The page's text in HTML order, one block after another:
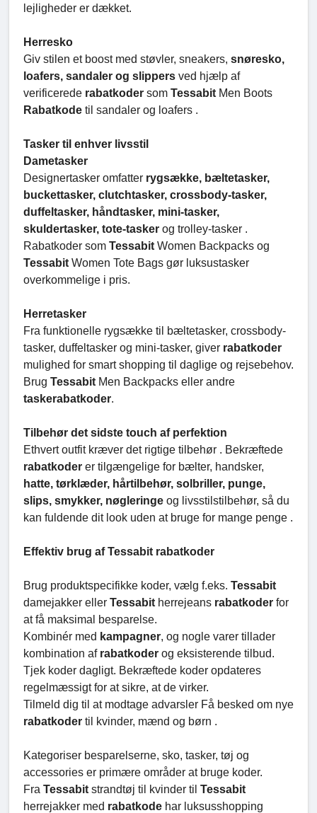
lejligheder er dækket.
Herresko
Giv stilen et boost med støvler, sneakers, snøresko,
loafers, sandaler og slippers ved hjælp af
verificerede rabatkoder som Tessabit Men Boots
Rabatkode til sandaler og loafers .
Tasker til enhver livsstil
Dametasker
Designertasker omfatter rygsække, bæltetasker,
buckettasker, clutchtasker, crossbody-tasker,
duffeltasker, håndtasker, mini-tasker,
skuldertasker, tote-tasker og trolley-tasker .
Rabatkoder som Tessabit Women Backpacks og
Tessabit Women Tote Bags gør luksustasker
overkommelige i pris.
Herretasker
Fra funktionelle rygsække til bæltetasker, crossbody-
tasker, duffeltasker og mini-tasker, giver rabatkoder
mulighed for smart shopping til daglige og rejsebehov.
Brug Tessabit Men Backpacks eller andre
taskerabatkoder.
Tilbehør det sidste touch af perfektion
Ethvert outfit kræver det rigtige tilbehør . Bekræftede
rabatkoder er tilgængelige for bælter, handsker,
hatte, tørklæder, hårtilbehør, solbriller, punge,
slips, smykker, nøgleringe og livsstilstilbehør, så du
kan fuldende dit look uden at bruge for mange penge .
Effektiv brug af Tessabit rabatkoder
Brug produktspecifikke koder, vælg f.eks. Tessabit
damejakker eller Tessabit herrejeans rabatkoder for
at få maksimal besparelse.
Kombinér med kampagner, og nogle varer tillader
kombination af rabatkoder og eksisterende tilbud.
Tjek koder dagligt. Bekræftede koder opdateres
regelmæssigt for at sikre, at de virker.
Tilmeld dig til at modtage advarsler Få besked om nye
rabatkoder til kvinder, mænd og børn .
Kategoriser besparelserne, sko, tasker, tøj og
accessories er primære områder at bruge koder.
Fra Tessabit strandtøj til kvinder til Tessabit
herrejakker med rabatkode har luksusshopping